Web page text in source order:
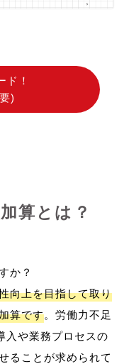
ド！
)
算とは？
か？
向上を目指して取り
算です。労働力不足
入や業務プロセスの
ることが求められて